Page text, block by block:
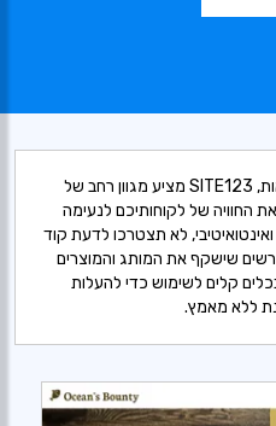
אם אתם רוצים להקים אתר למשקאות, SITE123 מציע מגוון רחב של
החוויה של לקוחותיכם לנעימה
לא תצטרכו לדעת קוד
שישקף את המותג והמוצרים
קלים לשימוש כדי להעלות
ללא מאמץ.